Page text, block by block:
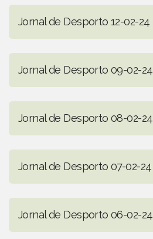
Jornal de Desporto 12-02-24
Jornal de Desporto 09-02-24
Jornal de Desporto 08-02-24
Jornal de Desporto 07-02-24
Jornal de Desporto 06-02-24